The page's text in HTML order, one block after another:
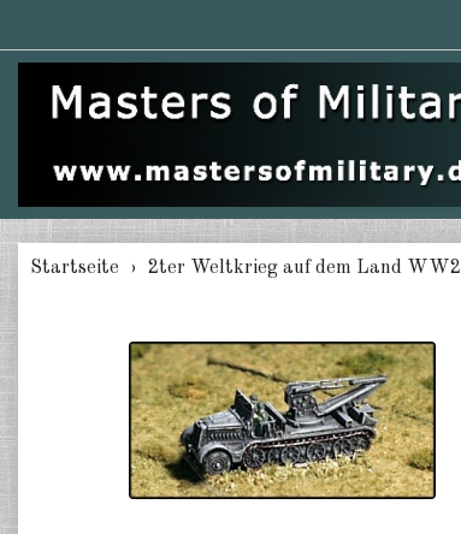
Startseite 2ter Weltkrieg auf dem Land WW2